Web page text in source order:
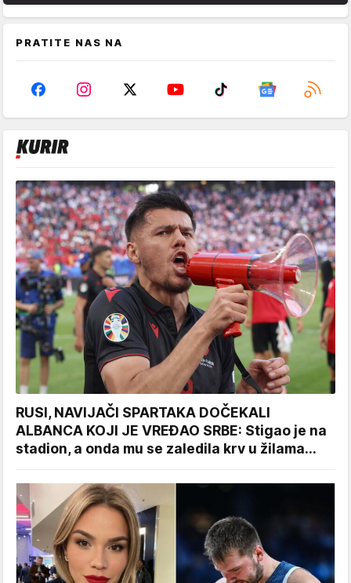
PRATITE NAS NA
RUSI, NAVIJAČI SPARTAKA DOČEKALI
ALBANCA KOJI JE VREĐAO SRBE: Stigao je na
stadion, a onda mu se zaledila krv u žilama...